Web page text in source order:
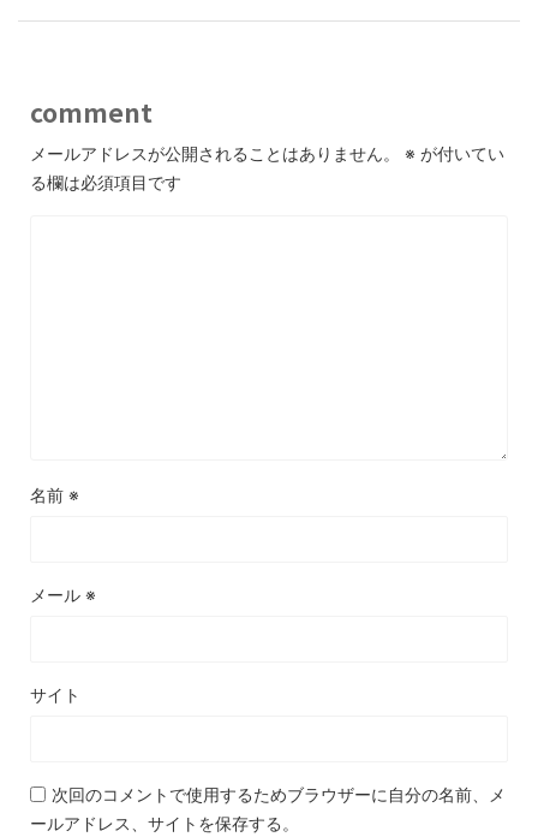
comment
メールアドレスが公開されることはありません。 ※ が付いてい
る欄は必須項目です
名前 ※
メール ※
サイト
次回のコメントで使用するためブラウザーに自分の名前、メ
ールアドレス、サイトを保存する。